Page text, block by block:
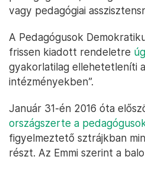
vagy pedagógiai
A Pedagógusok
frissen kiadott rendeletre
gyakorlatilag ellehetetleníti
intézményekben”.
Január 31-én 2016 óta
országszerte a
figyelmeztető sztrájkban
részt. Az Emmi szerint a